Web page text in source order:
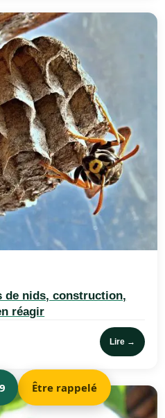
de nids, construction,
réagir
Lire →